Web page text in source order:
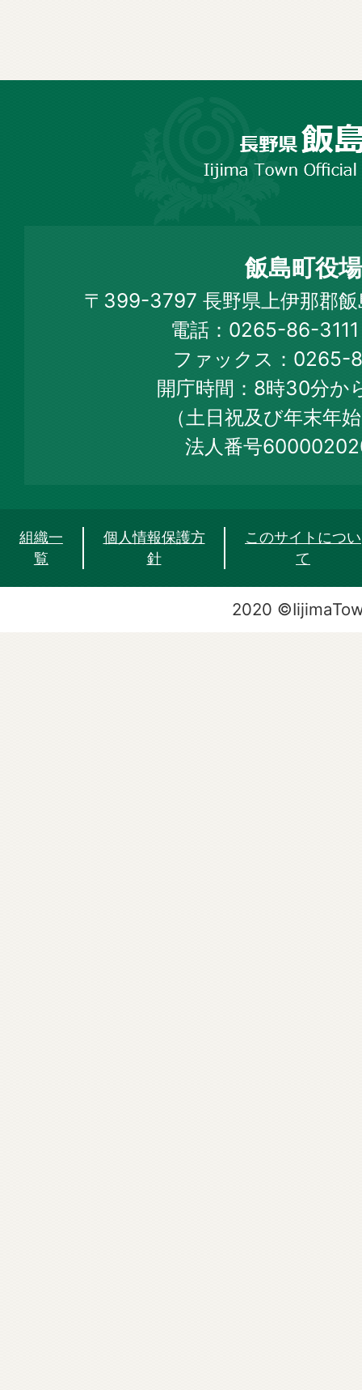
Town
Official
Web
Site
飯島町役場
〒399-3797 長野県上伊那郡
電話：0265-86-
ファックス：0265-
開庁時間：8時30分か
（土日祝及び年末年
法人番号
組織一
覧
個人情報保護方
針
このサイトについ
て
2020